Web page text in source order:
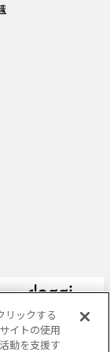
リックする
イトの使用
動を支援す